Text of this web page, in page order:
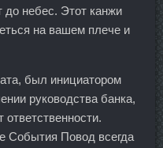
до небес. Этот канжи
на вашем плече и
был инициатором
руководства банка,
ответственности.
События Повод всегда